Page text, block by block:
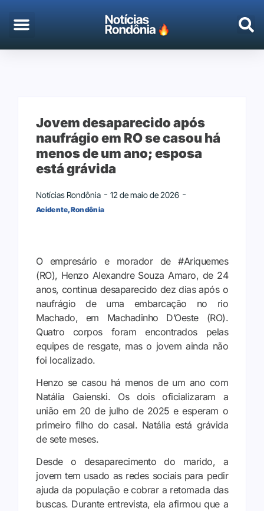
Jovem desaparecido após
naufrágio em RO se casou há
menos de um ano; esposa
está grávida
Notícias Rondônia 12 de maio de 2026
Acidente,Rondônia
O empresário e morador de #Ariquemes
(RO), Henzo Alexandre Souza Amaro, de 24
anos, continua desaparecido dez dias após o
naufrágio de uma embarcação no rio
Machado, em Machadinho D’Oeste (RO).
Quatro corpos foram encontrados pelas
equipes de resgate, mas o jovem ainda não
foi localizado.
Henzo se casou há menos de um ano com
Natália Gaienski. Os dois oficializaram a
união em 20 de julho de 2025 e esperam o
primeiro filho do casal. Natália está grávida
de sete meses.
Desde o desaparecimento do marido, a
jovem tem usado as redes sociais para pedir
ajuda da população e cobrar a retomada das
buscas. Durante entrevista, ela afirmou que a